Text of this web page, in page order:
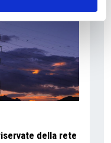
della rete